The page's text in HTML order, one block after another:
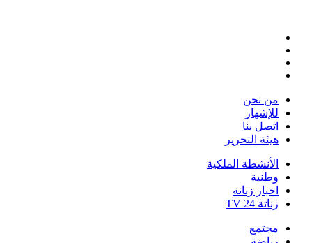
من نحن
للإشهار
اتصل بنا
هيئة التحرير
الأنشطة الملكية
وطنية
اخبار زناتة
زناتة 24 TV
مجتمع